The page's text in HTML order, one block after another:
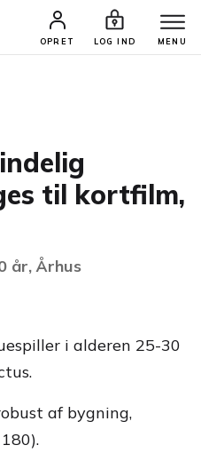
OPRET LOG IND MENU
SØG PROFIL
til kortfilm,
år, Århus
i alderen 25-30
af bygning,